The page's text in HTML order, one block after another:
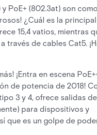
y PoE+ (802.3at) son como
¿Cuál es la principal
15,4 vatios, mientras
través de cables Cat5.
¡Entra en escena
de potencia de 2018!
3 y 4, ofrece salidas
para dispositivos y
que es un golpe de